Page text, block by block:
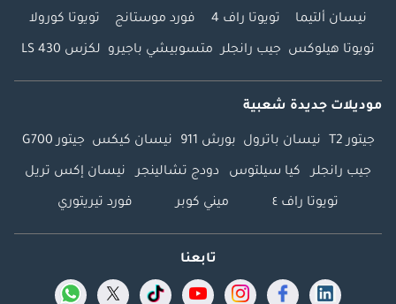
نيسان ألتيما تويوتا راف 4 فورد موستانج تويوتا كورولا
تويوتا هيلوكس جيب رانجلر متسوبيشي باجيرو لكزس LS 430
موديلات جديدة شعبية
جيتور T2 نيسان باترول بورش 911 نيسان كيكس جيتور G700
جيب رانجلر كيا سيلتوس دودج تشالينجر نيسان إكس تريل
تويوتا راف ٤ ميني كوبر فورد تيريتوري
تابعنا